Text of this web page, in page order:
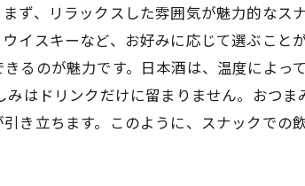
ず、リラックスした雰囲気が魅力的な
イスキーなど、お好みに応じて選ぶこと
るのが魅力です。日本酒は、温度によ
はドリンクだけに留まりません。おつ
き立ちます。このように、スナックでの